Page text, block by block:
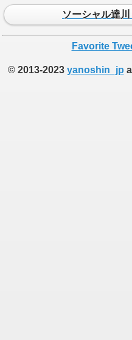
ソーシャル達
Favorite
© 2013-2023 yanoshin_jp